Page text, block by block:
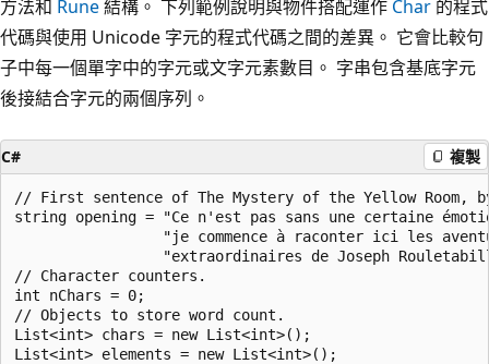
方法和 Rune結構。 下列範例說明與物件搭配運作 Char 的程式
代碼與使用 Unicode 字元的程式代碼之間的差異。 它會比較句
子中每一個單字中的字元或文字元素數目。 字串包含基底字元
後接結合字元的兩個序列。
C# 複製
// First sentence of The Mystery of the Yellow Room,
string opening = "Ce n'est pas sans une certaine
"je commence à raconter ici les
"extraordinaires de Joseph
// Character counters.
int nChars = 0;
// Objects to store word count.
List<int> chars = new List<int>();
List<int> elements = new List<int>();